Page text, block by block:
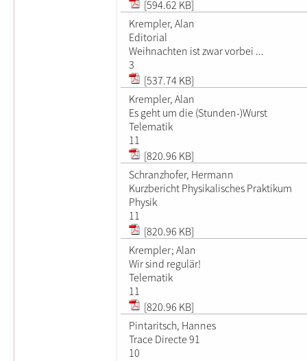
[594.62 KB]
Krempler, Alan
Editorial
Weihnachten ist zwar vorbei ...
3
[537.74 KB]
Krempler, Alan
Es geht um die (Stunden-)Wurst
Telematik
11
[820.96 KB]
Schranzhofer, Hermann
Kurzbericht Physikalisches Praktikum
Physik
11
[820.96 KB]
Krempler; Alan
Wir sind regulär!
Telematik
11
[820.96 KB]
Pintaritsch, Hannes
Trace Directe 91
10